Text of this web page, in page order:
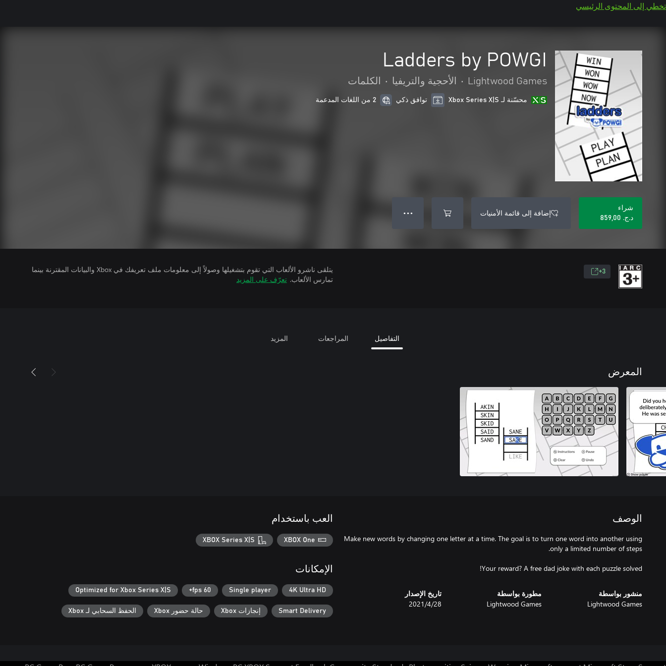
تخطي إلى المحتوى الرئيسي
Ladders by POWGI
Lightwood Games
• الأحجية والتريفيا • الكلمات
محسّنة لـ Xbox Series X|S توافق ذكي 2 من اللغات المدعمة
شراء
د.ج.‏ 859,00
إضافة إلى قائمة الأمنيات ● ● ●
3+
يتلقى ناشرو الألعاب التي تقوم بتشغيلها وصولاً إلى معلومات ملف تعريفك في Xbox والبيانات المقترنة بينما
تمارس الألعاب. تعرّف على المزيد
التفاصيل المراجعات المزيد
المعرض
الوصف
Make new words by changing one letter at a time. The goal is to turn one word into another using
Your reward? A free dad joke with each puzzle solved!
منشور بواسطة
Lightwood Games
مطورة بواسطة
Lightwood Games
تاريخ الإصدار
28‏/4‏/2021
العب باستخدام
XBOX One
XBOX Series X|S
الإمكانات
4K Ultra HD
Single player
60 fps+
Optimized for Xbox Series X|S
Smart Delivery إنجازات Xbox حالة حضور Xbox الحفظ السحابي لـ Xbox